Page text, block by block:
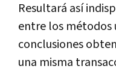
Resultará así
entre los métodos
conclusiones
una misma